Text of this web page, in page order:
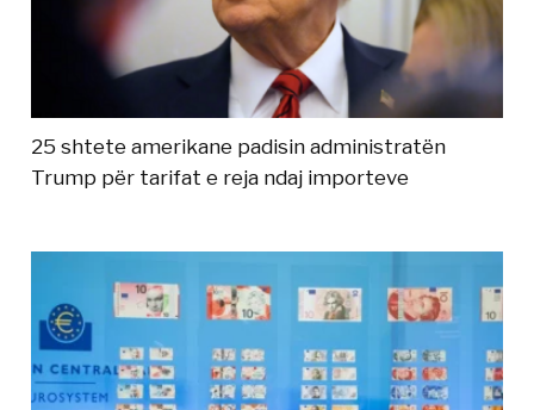
25 shtete amerikane padisin administratën
Trump për tarifat e reja ndaj importeve